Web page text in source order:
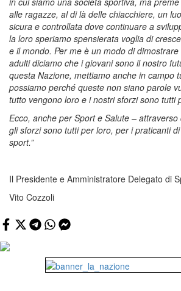
alle ragazze, al di là delle chiacchiere, un
sicura e controllata dove continuare a
la loro speriamo spensierata voglia di
e il mondo. Per me è un modo di
adulti diciamo che i giovani sono il nostro
questa Nazione, mettiamo anche in campo
possiamo perché queste non siano parole
tutto vengono loro e i nostri sforzi sono tutti
Ecco, anche per Sport e Salute – attraverso
gli sforzi sono tutti per loro, per i praticanti
sport.”
Il Presidente e Amministratore Delegato di
Vito Cozzoli